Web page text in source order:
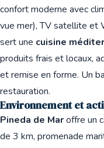
confort moderne avec
vue mer), TV satellite et
sert une cuisine
produits frais et locaux,
et remise en forme. Un
restauration.
Environnement et
Pineda de Maroffre un
de 3 km, promenade